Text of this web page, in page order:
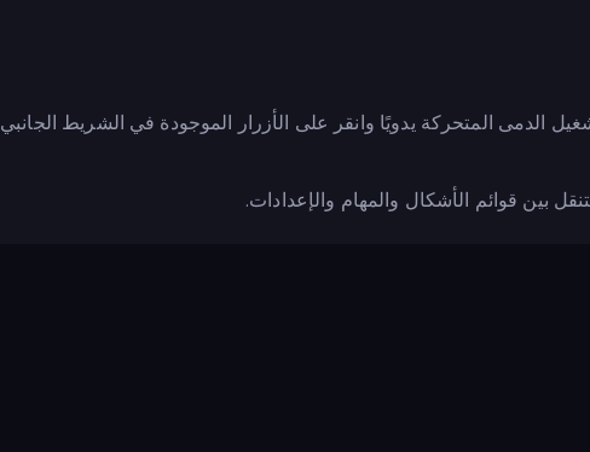
الدمى المتحركة يدويًا وانقر على الأزرار الموجودة في الشريط الجانبي
بين قوائم الأشكال والمهام والإعدادات.